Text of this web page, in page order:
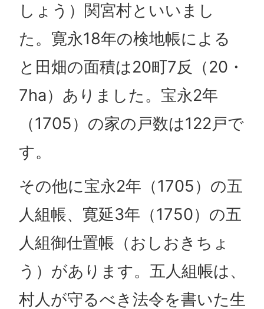
しょう）関宮村といいまし
た。寛永18年の検地帳による
と田畑の面積は20町7反（20・
7ha）ありました。宝永2年
（1705）の家の戸数は122戸で
す。
その他に宝永2年（1705）の五
人組帳、寛延3年（1750）の五
人組御仕置帳（おしおきちょ
う）があります。五人組帳は、
村人が守るべき法令を書いた生